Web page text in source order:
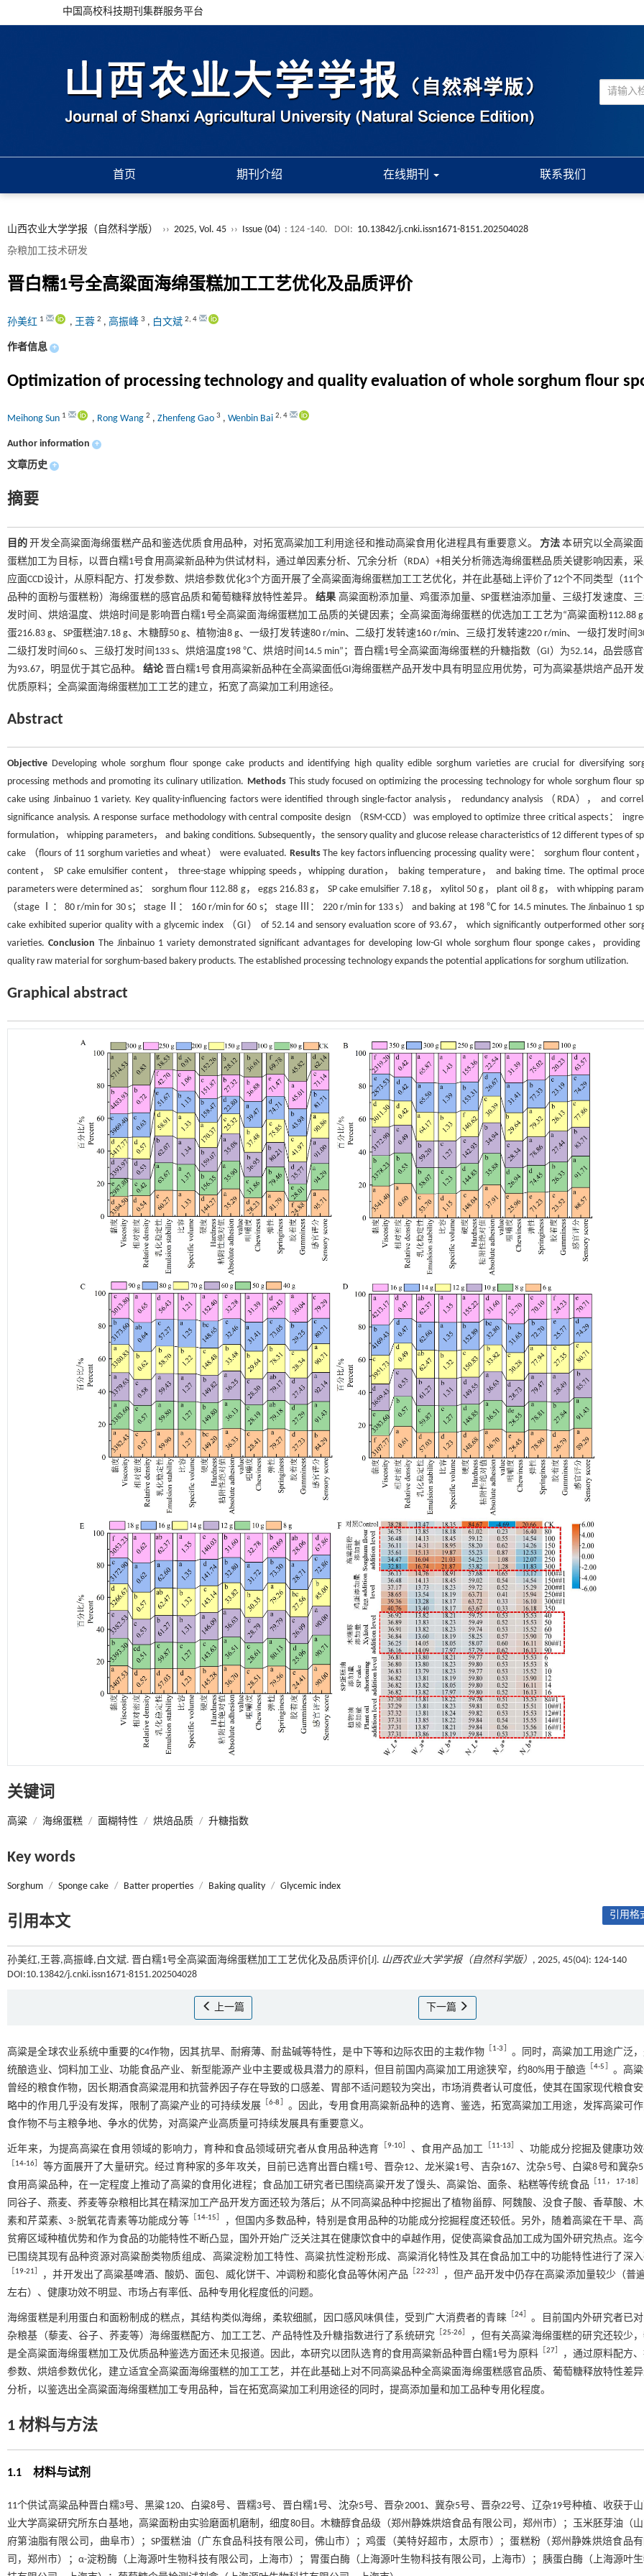
中国高校科技期刊集群服务平台
首页 期刊介绍 在线期刊 联系我们
山西农业大学学报（自然科学版） ›› 2025, Vol. 45 ›› Issue (04) : 124 -140. DOI: 10.13842/j.cnki.issn1671-8151.202504028
杂粮加工技术研发
晋白糯1号全高粱面海绵蛋糕加工工艺优化及品质评价
孙美红 1 , 王蓉 2 , 高振峰 3 , 白文斌 2, 4
作者信息 +
Optimization of processing technology and quality evaluation of whole sorghum flour
Meihong Sun 1 , Rong Wang 2 , Zhenfeng Gao 3 , Wenbin Bai 2, 4
Author information +
文章历史 +
摘要
目的 开发全高粱面海绵蛋糕产品和鉴选优质食用品种，对拓宽高粱加工利用途径和推动高粱食用化进程具有重要意义。 方法 本研究以全高粱
蛋糕加工为目标，以晋白糯1号食用高粱新品种为供试材料，通过单因素分析、冗余分析（RDA）+相关分析筛选海绵蛋糕品质关键影响因素，
应面CCD设计，从原料配方、打发参数、烘焙参数优化3个方面开展了全高粱面海绵蛋糕加工工艺优化，并在此基础上评价了12个不同类型（11
品种的面粉与蛋糕粉）海绵蛋糕的感官品质和葡萄糖释放特性差异。 结果 高粱面粉添加量、鸡蛋添加量、SP蛋糕油添加量、三级打发速度、三
发时间、烘焙温度、烘焙时间是影响晋白糯1号全高粱面海绵蛋糕加工品质的关键因素；全高粱面海绵蛋糕的优选加工工艺为“高粱面粉112.88
蛋216.83 g、SP蛋糕油7.18 g、木糖醇50 g、植物油8 g、一级打发转速80 r/min、二级打发转速160 r/min、三级打发转速220 r/min、一级打发时间30
二级打发时间60 s、三级打发时间133 s、烘焙温度198 ℃、烘焙时间14.5 min”；晋白糯1号全高粱面海绵蛋糕的升糖指数（GI）为52.14，品尝感
为93.67，明显优于其它品种。结论晋白糯1号食用高粱新品种在全高粱面低GI海绵蛋糕产品开发中具有明显应用优势，可为高粱基烘焙产品开
优质原料；全高粱面海绵蛋糕加工工艺的建立，拓宽了高粱加工利用途径。
Abstract
Objective Developing whole sorghum flour sponge cake products and identifying high quality edible sorghum varieties are crucial for diversifying
processing methods and promoting its culinary utilization. MethodsThis study focused on optimizing the processing technology for whole sorghum flour
cake using Jinbainuo 1 variety. Key quality-influencing factors were identified through single-factor analysis， redundancy analysis （RDA）， and
significance analysis. A response surface methodology with central composite design （RSM-CCD）was employed to optimize three critical aspects：
formulation， whipping parameters， and baking conditions. Subsequently，the sensory quality and glucose release characteristics of 12 different types of
cake （flours of 11 sorghum varieties and wheat） were evaluated. ResultsThe key factors influencing processing quality were： sorghum flour content
content， SP cake emulsifier content， three-stage whipping speeds，whipping duration， baking temperature， and baking time. The optimal
parameters were determined as： sorghum flour 112.88 g， eggs 216.83 g， SP cake emulsifier 7.18 g， xylitol 50 g， plant oil 8 g， with whipping
（stage Ⅰ： 80 r/min for 30 s； stage Ⅱ： 160 r/min for 60 s； stage Ⅲ： 220 r/min for 133 s） and baking at 198 ℃ for 14.5 minutes. The Jinbainuo 1
cake exhibited superior quality with a glycemic index （GI） of 52.14 and sensory evaluation score of 93.67， which significantly outperformed other
varieties. Conclusion The Jinbainuo 1 variety demonstrated significant advantages for developing low-GI whole sorghum flour sponge cakes，providing
quality raw material for sorghum-based bakery products. The established processing technology expands the potential applications for sorghum utilization.
Graphical abstract
关键词
高粱 / 海绵蛋糕 / 面糊特性 / 烘焙品质 / 升糖指数
Key words
Sorghum / Sponge cake / Batter properties / Baking quality / Glycemic index
引用本文 引用格
孙美红,王蓉,高振峰,白文斌. 晋白糯1号全高粱面海绵蛋糕加工工艺优化及品质评价[J]. 山西农业大学学报（自然科学版） , 2025, 45(04): 124-140
DOI:10.13842/j.cnki.issn1671-8151.202504028
上一篇 下一篇
高粱是全球农业系统中重要的C4作物，因其抗旱、耐瘠薄、耐盐碱等特性，是中下等和边际农田的主栽作物 ［1-3］ 。同时，高粱加工用途广泛
统酿造业、饲料加工业、功能食品产业、新型能源产业中主要或极具潜力的原料，但目前国内高粱加工用途狭窄，约80%用于酿造 ［4-5］ 。高
曾经的粮食作物，因长期酒食高粱混用和抗营养因子存在导致的口感差、胃部不适问题较为突出，市场消费者认可度低，使其在国家现代粮食
略中的作用几乎没有发挥，限制了高粱产业的可持续发展 ［6-8］ 。因此，专用食用高粱新品种的选育、鉴选，拓宽高粱加工用途，发挥高粱可
食作物不与主粮争地、争水的优势，对高粱产业高质量可持续发展具有重要意义。
近年来，为提高高粱在食用领域的影响力，育种和食品领域研究者从食用品种选育 ［9-10］ 、食用产品加工 ［11-13］ 、功能成分挖掘及健康功
［14-16］ 等方面展开了大量研究。经过育种家的多年攻关，目前已选育出晋白糯1号、晋杂12、龙米粱1号、吉杂167、沈杂5号、白粱8号和冀杂
食用高粱品种，在一定程度上推动了高粱的食用化进程；食品加工研究者已围绕高粱开发了馒头、高粱饴、面条、粘糕等传统食品 ［11 ， 17-18］
同谷子、燕麦、荞麦等杂粮相比其在精深加工产品开发方面还较为落后；从不同高粱品种中挖掘出了植物甾醇、阿魏酸、没食子酸、香草酸、
素和芹菜素、3-脱氧花青素等功能成分等［14-15］
，但国内多数品种，特别是食用品种的功能成分挖掘程度还较低。另外，随着高粱在干旱、高
贫瘠区域种植优势和作为食品的功能特性不断凸显，国外开始广泛关注其在健康饮食中的卓越作用，促使高粱食品加工成为国外研究热点。迄
已围绕其现有品种资源对高粱酚类物质组成、高粱淀粉加工特性、高粱抗性淀粉形成、高粱消化特性及其在食品加工中的功能特性进行了深
［19-21］ ，并开发出了高粱基啤酒、酸奶、面包、威化饼干、冲调粉和膨化食品等休闲产品 ［22-23］
，但产品开发中仍存在高粱添加量较少（普
左右）、健康功效不明显、市场占有率低、品种专用化程度低的问题。
海绵蛋糕是利用蛋白和面粉制成的糕点，其结构类似海绵，柔软细腻，因口感风味俱佳，受到广大消费者的青睐 ［24］ 。目前国内外研究者已
杂粮基（藜麦、谷子、荞麦等）海绵蛋糕配方、加工工艺、产品特性及升糖指数进行了系统研究 ［25-26］
，但有关高粱海绵蛋糕的研究还较少，
是全高粱面海绵蛋糕加工及优质品种鉴选方面还未见报道。因此，本研究以团队选育的食用高粱新品种晋白糯1号为原料 ［27］
，通过原料配方
参数、烘焙参数优化，建立适宜全高粱面海绵蛋糕的加工工艺，并在此基础上对不同高粱品种全高粱面海绵蛋糕感官品质、葡萄糖释放特性差
分析，以鉴选出全高粱面海绵蛋糕加工专用品种，旨在拓宽高粱加工利用途径的同时，提高添加量和加工品种专用化程度。
1 材料与方法
1.1 材料与试剂
11个供试高粱品种晋白糯3号、黑粱120、白粱8号、晋糯3号、晋白糯1号、沈杂5号、晋杂2001、冀杂5号、晋杂22号、辽杂19号种植、收获于
业大学高粱研究所东白基地，高粱面粉由实验磨面机磨制，细度80目。木糖醇食品级（郑州静姝烘焙食品有限公司，郑州市）；玉米胚芽油（
府第油脂有限公司，曲阜市）；SP蛋糕油（广东食品科技有限公司，佛山市）；鸡蛋（美特好超市，太原市）；蛋糕粉（郑州静姝烘焙食品
司，郑州市）；α-淀粉酶（上海源叶生物科技有限公司，上海市）；胃蛋白酶（上海源叶生物科技有限公司，上海市）；胰蛋白酶（上海源叶